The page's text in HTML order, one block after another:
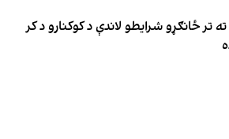
تر ځانګړو شرایطو لاندې د کوکنارو د کر